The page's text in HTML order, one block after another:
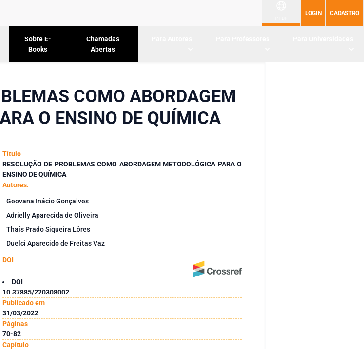
LOGIN CADASTRO
Sobre E-
Books
Chamadas
Abertas
COMO ABORDAGEM
O ENSINO DE QUÍMICA
Título
RESOLUÇÃO DE PROBLEMAS COMO ABORDAGEM METODOLÓGICA PARA O
ENSINO DE QUÍMICA
Autores:
Geovana Inácio Gonçalves
Adrielly Aparecida de Oliveira
Thaís Prado Siqueira Lôres
Duelci Aparecido de Freitas Vaz
DOI
DOI
10.37885/220308002
Publicado em
31/03/2022
Páginas
70-82
Capítulo